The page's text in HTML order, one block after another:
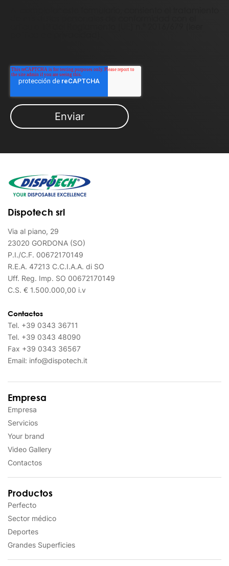
Dispotech srl
Via al piano, 29
23020 GORDONA (SO)
P.I./C.F. 00672170149
R.E.A. 47213 C.C.I.A.A. di SO
Uff. Reg. Imp. SO 00672170149
C.S. € 1.500.000,00 i.v
Contactos
Tel. +39 0343 36711
Tel. +39 0343 48090
Fax +39 0343 36567
Email: info@dispotech.it
Empresa
Empresa
Servicios
Your brand
Video Gallery
Contactos
Productos
Perfecto
Sector médico
Deportes
Grandes Superficies